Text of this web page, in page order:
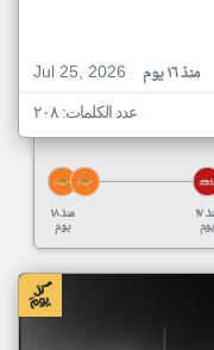
Jul 25, 2026
منذ ١٦ يوم
عدد الكلمات: ٢٠٨
منذ ١٨
يوم
منذ ١٧
يوم